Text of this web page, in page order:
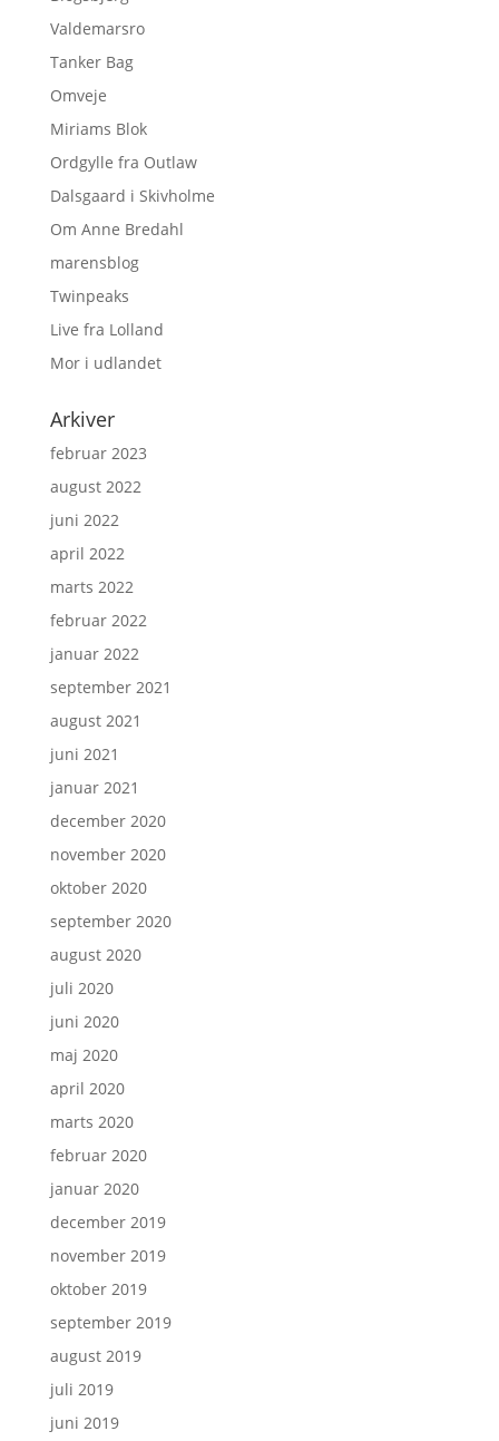
Valdemarsro
Tanker Bag
Omveje
Miriams Blok
Ordgylle fra Outlaw
Dalsgaard i Skivholme
Om Anne Bredahl
marensblog
Twinpeaks
Live fra Lolland
Mor i udlandet
Arkiver
februar 2023
august 2022
juni 2022
april 2022
marts 2022
februar 2022
januar 2022
september 2021
august 2021
juni 2021
januar 2021
december 2020
november 2020
oktober 2020
september 2020
august 2020
juli 2020
juni 2020
maj 2020
april 2020
marts 2020
februar 2020
januar 2020
december 2019
november 2019
oktober 2019
september 2019
august 2019
juli 2019
juni 2019